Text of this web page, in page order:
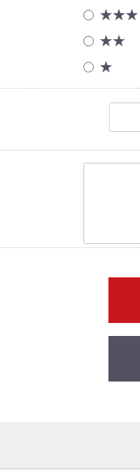
★★★
★★
★